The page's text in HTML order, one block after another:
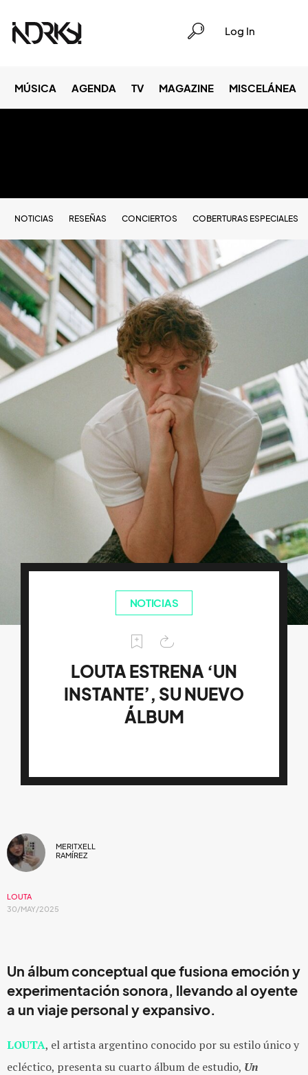
Log In
MÚSICA AGENDA TV MAGAZINE MISCELÁNEA
NOTICIAS RESEÑAS CONCIERTOS COBERTURAS ESPECIALES
NOTICIAS
LOUTA ESTRENA ‘UN
INSTANTE’, SU NUEVO
ÁLBUM
MERITXELL
RAMÍREZ
LOUTA
30/MAY/2025
Un álbum conceptual que fusiona emoción y
experimentación sonora, llevando al oyente
a un viaje personal y expansivo.
LOUTA, el artista argentino conocido por su estilo único y
ecléctico, presenta su cuarto álbum de estudio, Un